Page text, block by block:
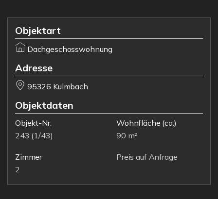
Objektart
Dachgeschosswohnung
Adresse
95326 Kulmbach
Objektdaten
Objekt-Nr.
243 (1/43)
Wohnfläche (ca.)
90 m²
Zimmer
2
Preis auf Anfrage